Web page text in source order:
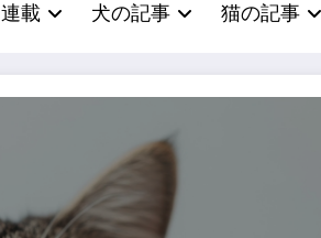
連載 犬の記事 猫の記事